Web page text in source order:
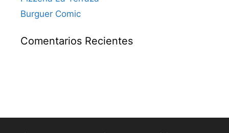
Burguer Comic
Comentarios Recientes